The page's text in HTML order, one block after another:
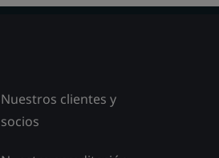
Nuestros clientes y
socios